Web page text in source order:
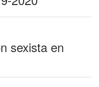
sexista en